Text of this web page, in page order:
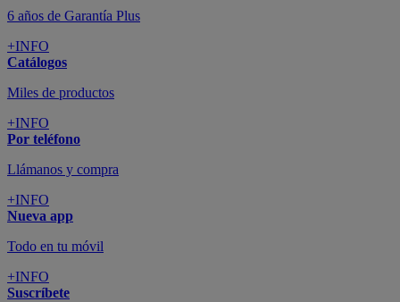
6 años de Garantía Plus
+INFO
Catálogos
Miles de productos
+INFO
Por teléfono
Llámanos y compra
+INFO
Nueva app
Todo en tu móvil
+INFO
Suscríbete